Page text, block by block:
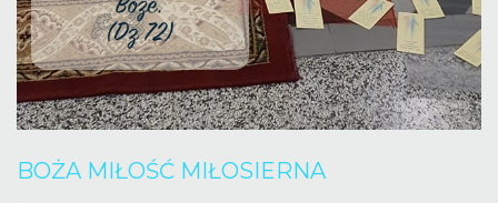
BOŻA MIŁOŚĆ MIŁOSIERNA